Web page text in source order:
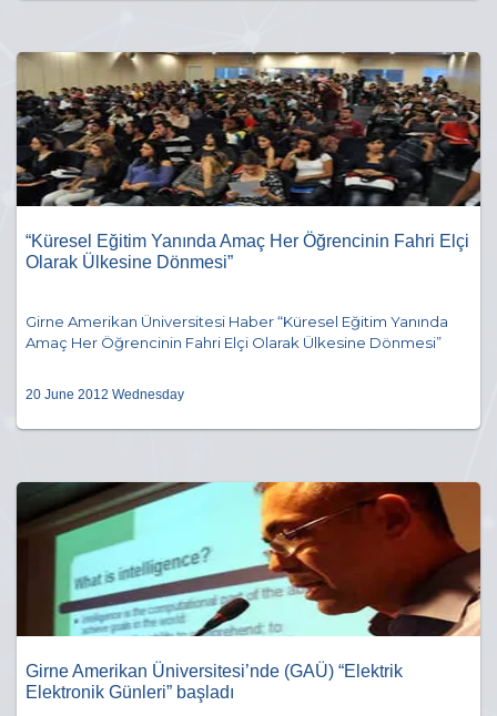
“Küresel Eğitim Yanında Amaç Her Öğrencinin Fahri Elçi
Olarak Ülkesine Dönmesi”
Girne Amerikan Üniversitesi Haber “Küresel Eğitim Yanında
Amaç Her Öğrencinin Fahri Elçi Olarak Ülkesine Dönmesi”
20 June 2012 Wednesday
Girne Amerikan Üniversitesi’nde (GAÜ) “Elektrik
Elektronik Günleri” başladı